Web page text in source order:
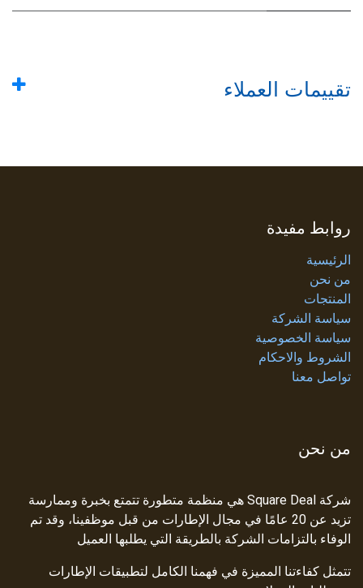
تقييمات العملاء
روابط مفيدة
الرئيسية
من نحن
المنتجات
سياسة الشركة
سياسة الخصوصية
الشروط والاحكام
تواصل معنا
من نحن
شركة Square Deal هي منظمة متطورة تتمتع بخبرة وممارسة
تزيد عن 20 عامًا في مجال الإطارات من قبل موظفينا، وقد تم
الوفاء بالتزامات الشركة بالطريقة التي يطلبها العميل
تتمثل كفاءتنا المميزة في فهمنا الكامل لتطبيقات الإطارات